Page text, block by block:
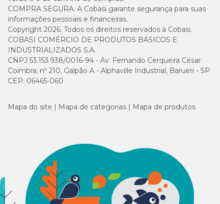
COMPRA SEGURA. A Cobasi garante segurança para suas
informações pessoais e financeiras.
Copyright 2026. Todos os direitos reservados à Cobasi.
COBASI COMÉRCIO DE PRODUTOS BÁSICOS E
INDUSTRIALIZADOS S.A.
CNPJ 53.153.938/0016-94 - Av. Fernando Cerqueira César
Coimbra, nº 210, Galpão A - Alphaville Industrial, Barueri - SP
CEP: 06465-060
Mapa do site Mapa de categorias Mapa de produtos